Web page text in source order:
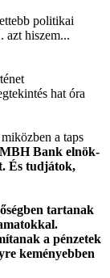
politikai
azt hiszem...
hat óra
a taps
Bank elnök-
És tudjátok,
tartanak
a pénzetek
keményebben